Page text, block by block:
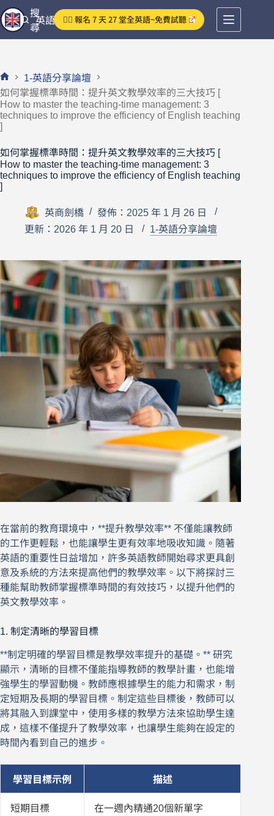
跳
至
主
容
英語分享論壇
搜
尋
👉🏻 報名 7 天 27 堂全英語~免費試聽
首
頁
1-英語分享論壇
如何掌握標準時間：提升英文教學效率的三大技巧 [
How to master the teaching-time management: 3
techniques to improve the efficiency of English teaching
]
如何掌握標準時間：提升英文教學效率的三大技巧 [
How to master the teaching-time management: 3
techniques to improve the efficiency of English teaching
]
英商劍橋
發佈：2025 年 1 月 26 日
更新：2026 年 1 月 20 日
1-英語分享論壇
在當前的教育環境中，**提升教學效率** 不僅能讓教師
的工作更輕鬆，也能讓學生更有效率地吸收知識。隨著
英語的重要性日益增加，許多英語教師開始尋求更具創
意及系統的方法來提高他們的教學效率。以下將探討三
種能幫助教師掌握標準時間的有效技巧，以提升他們的
英文教學效率。
1. 制定清晰的學習目標
**制定明確的學習目標是教學效率提升的基礎。** 研究
顯示，清晰的目標不僅能指導教師的教學計畫，也能增
強學生的學習動機。教師應根據學生的能力和需求，制
定短期及長期的學習目標。制定這些目標後，教師可以
將其融入到課堂中，使用多樣的教學方法來協助學生達
成，這樣不僅提升了教學效率，也讓學生能夠在設定的
時間內看到自己的進步。
學習目標示例 描述
短期目標 在一週內精通20個新單字